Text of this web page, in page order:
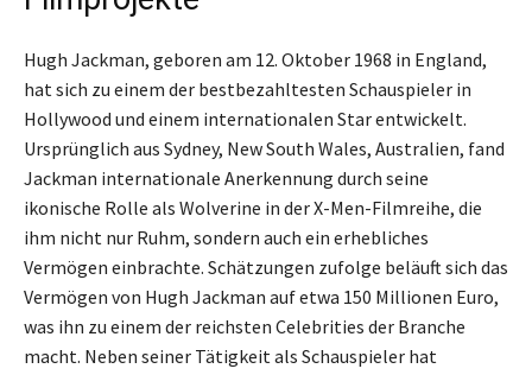
Hugh Jackman, geboren am 12. Oktober 1968 in England,
hat sich zu einem der bestbezahltesten Schauspieler in
Hollywood und einem internationalen Star entwickelt.
Ursprünglich aus Sydney, New South Wales, Australien, fand
Jackman internationale Anerkennung durch seine
ikonische Rolle als Wolverine in der X-Men-Filmreihe, die
ihm nicht nur Ruhm, sondern auch ein erhebliches
Vermögen einbrachte. Schätzungen zufolge beläuft sich das
Vermögen von Hugh Jackman auf etwa 150 Millionen Euro,
was ihn zu einem der reichsten Celebrities der Branche
macht. Neben seiner Tätigkeit als Schauspieler hat